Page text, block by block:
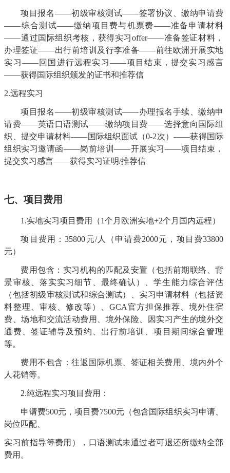
项目报名——初级审核测 试——签署协议、缴纳申请费
——综合测试——缴纳项目费与机票费——准备申请材料
——通过国际组织考核，获得实习offer——准备签证材料，
办理签证——出行前培训及行李准备——前往欧洲开展实地
实习——回国进行远程实习——项目结束，提交实习感言
——获得国际组织颁发的证书和推荐信
2.远程实习
项目报名——初级审核测试——办理报名手续、缴纳申
请费——英语口语测试——缴纳项目费——选择意向国际组
织、提交申请材料——国际组织面试（0-2次）——获得国际
组织实习邀请函——岗前培训——开展实习——项目结束，
提交实习感言——获得实习证明/推荐信
七、项目费用
1.实地实习项目费用（1个月欧洲实地+2个月国内远程）
项目费用：35800元/人（ 申请费2000元，项目费33800
元）
费用包含： 实习机构的匹配及安置（包括前期联络、背
景审核、落实实习细节、最终确认）、学生能力综合评估
（包括初级审核测试和综合测试）、实习申请材料（包括资
料整理、审核、修改等）、 GCA官方担保推荐、境外住宿
费、场地和交流活动费用、 境外保险、因实习产生的境外交
通费
签证辅导 及预约 、出行前培训、项目期间综合管理
等。
费用不包含：往返国际机票、签证相关费用
、境内外个
人花销等。
2.纯远程实习项目 费用：
申请费500元，项目费7500元（包含国际组织实习申请、
岗位匹配、
实习前指导等费用），口语测试未通过者可退还所缴纳全部
费用。